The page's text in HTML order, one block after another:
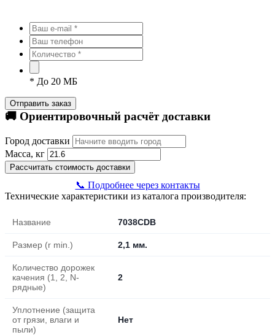
* До 20 МБ
Отправить заказ
🚚 Ориентировочный расчёт доставки
Город доставки
Масса, кг
Рассчитать стоимость доставки
📞 Подробнее через контакты
Технические характеристики из каталога производителя:
Название 7038CDB
Размер (r min.) 2,1 мм.
Количество дорожек
качения (1, 2, N-
рядные)
2
Уплотнение (защита
от грязи, влаги и
пыли)
Нет